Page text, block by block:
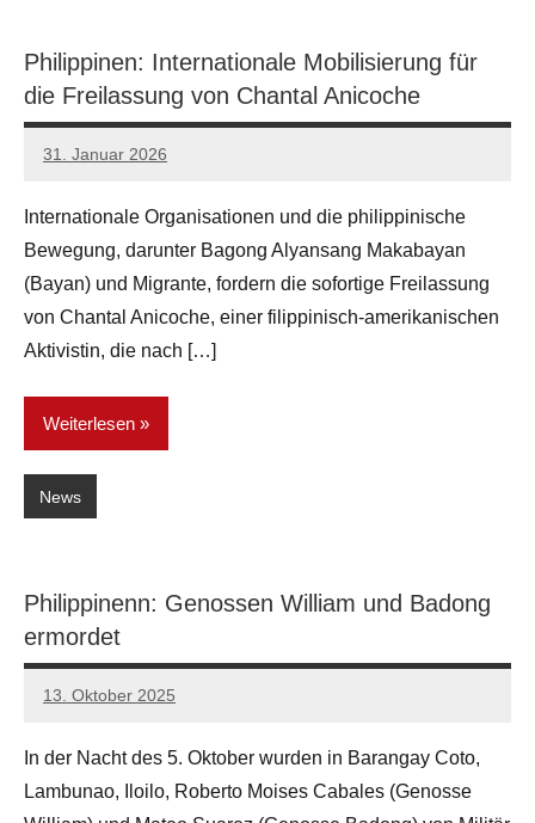
Philippinen: Internationale Mobilisierung für
die Freilassung von Chantal Anicoche
31. Januar 2026
network
Internationale Organisationen und die philippinische
Bewegung, darunter Bagong Alyansang Makabayan
(Bayan) und Migrante, fordern die sofortige Freilassung
von Chantal Anicoche, einer filippinisch-amerikanischen
Aktivistin, die nach […]
Weiterlesen
News
Philippinenn: Genossen William und Badong
ermordet
13. Oktober 2025
network
In der Nacht des 5. Oktober wurden in Barangay Coto,
Lambunao, Iloilo, Roberto Moises Cabales (Genosse